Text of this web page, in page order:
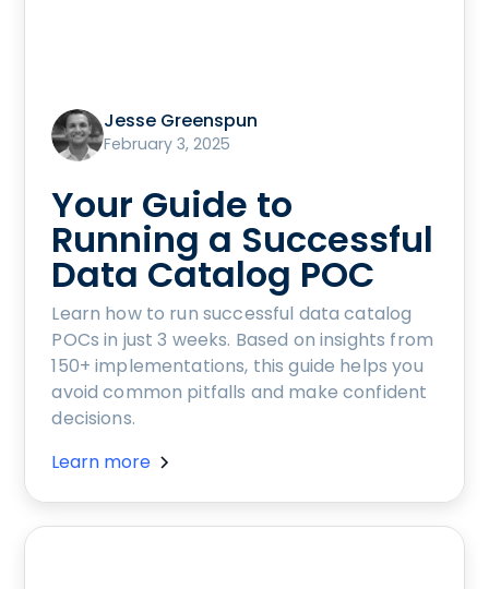
Jesse Greenspun
February 3, 2025
Your Guide to
Running a Successful
Data Catalog POC
Learn how to run successful data catalog
POCs in just 3 weeks. Based on insights from
150+ implementations, this guide helps you
avoid common pitfalls and make confident
decisions.
Learn more